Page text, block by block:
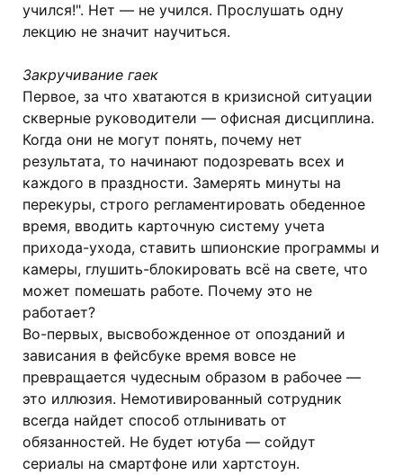
учился!". Нет — не учился. Прослушать одну
лекцию не значит научиться.
Закручивание гаек
Первое, за что хватаются в кризисной ситуации
скверные руководители — офисная дисциплина.
Когда они не могут понять, почему нет
результата, то начинают подозревать всех и
каждого в праздности. Замерять минуты на
перекуры, строго регламентировать обеденное
время, вводить карточную систему учета
прихода-ухода, ставить шпионские программы и
камеры, глушить-блокировать всё на свете, что
может помешать работе. Почему это не
работает?
Во-первых, высвобожденное от опозданий и
зависания в фейсбуке время вовсе не
превращается чудесным образом в рабочее —
это иллюзия. Немотивированный сотрудник
всегда найдет способ отлынивать от
обязанностей. Не будет ютуба — сойдут
сериалы на смартфоне или хартстоун.